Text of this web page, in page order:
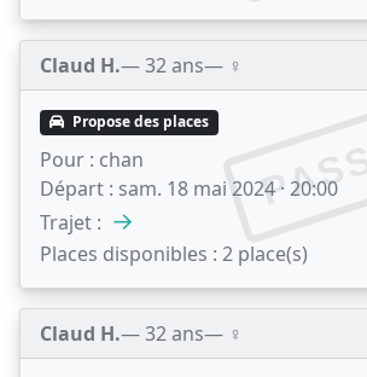
Claud H.— 32 ans— ♀️
Propose des places
Pour : chan
Départ : sam. 18 mai 2024 · 20:00
Trajet : →
Places disponibles : 2 place(s)
Claud H.— 32 ans— ♀️